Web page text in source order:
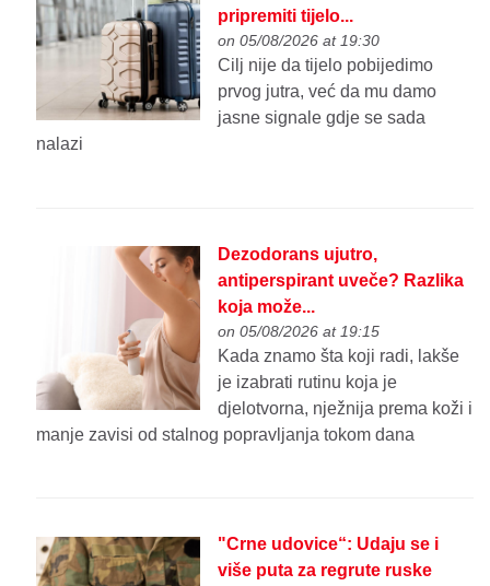
pripremiti tijelo...
on 05/08/2026 at 19:30
Cilj nije da tijelo pobijedimo
prvog jutra, već da mu damo
jasne signale gdje se sada
nalazi
Dezodorans ujutro,
antiperspirant uveče? Razlika
koja može...
on 05/08/2026 at 19:15
Kada znamo šta koji radi, lakše
je izabrati rutinu koja je
djelotvorna, nježnija prema koži i
manje zavisi od stalnog popravljanja tokom dana
"Crne udovice“: Udaju se i
više puta za regrute ruske